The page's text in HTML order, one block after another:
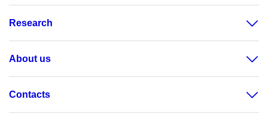
Research
About us
Contacts